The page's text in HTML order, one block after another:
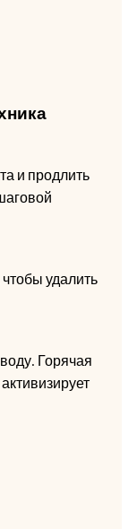
и продлить
удалить
Горячая